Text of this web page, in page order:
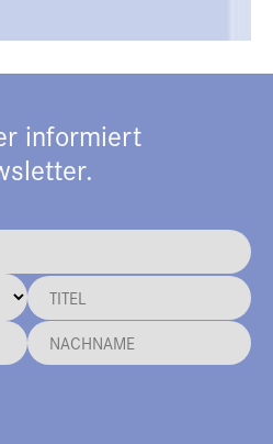
informiert